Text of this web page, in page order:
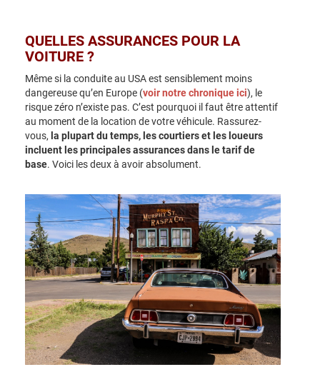
QUELLES ASSURANCES POUR LA
VOITURE ?
Même si la conduite au USA est sensiblement moins
dangereuse qu’en Europe (voir notre chronique ici), le
risque zéro n’existe pas. C’est pourquoi il faut être attentif
au moment de la location de votre véhicule. Rassurez-
vous, la plupart du temps, les courtiers et les loueurs
incluent les principales assurances dans le tarif de
base. Voici les deux à avoir absolument.